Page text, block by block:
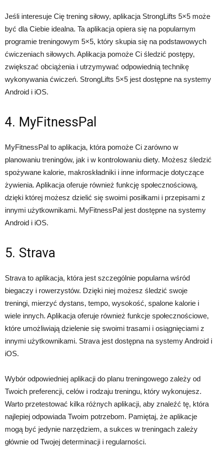
Jeśli interesuje Cię trening siłowy, aplikacja StrongLifts 5×5 może
być dla Ciebie idealna. Ta aplikacja opiera się na popularnym
programie treningowym 5×5, który skupia się na podstawowych
ćwiczeniach siłowych. Aplikacja pomoże Ci śledzić postępy,
zwiększać obciążenia i utrzymywać odpowiednią technikę
wykonywania ćwiczeń. StrongLifts 5×5 jest dostępne na systemy
Android i iOS.
4. MyFitnessPal
MyFitnessPal to aplikacja, która pomoże Ci zarówno w
planowaniu treningów, jak i w kontrolowaniu diety. Możesz śledzić
spożywane kalorie, makroskładniki i inne informacje dotyczące
żywienia. Aplikacja oferuje również funkcję społecznościową,
dzięki której możesz dzielić się swoimi posiłkami i przepisami z
innymi użytkownikami. MyFitnessPal jest dostępne na systemy
Android i iOS.
5. Strava
Strava to aplikacja, która jest szczególnie popularna wśród
biegaczy i rowerzystów. Dzięki niej możesz śledzić swoje
treningi, mierzyć dystans, tempo, wysokość, spalone kalorie i
wiele innych. Aplikacja oferuje również funkcje społecznościowe,
które umożliwiają dzielenie się swoimi trasami i osiągnięciami z
innymi użytkownikami. Strava jest dostępna na systemy Android i
iOS.
Wybór odpowiedniej aplikacji do planu treningowego zależy od
Twoich preferencji, celów i rodzaju treningu, który wykonujesz.
Warto przetestować kilka różnych aplikacji, aby znaleźć tę, która
najlepiej odpowiada Twoim potrzebom. Pamiętaj, że aplikacje
mogą być jedynie narzędziem, a sukces w treningach zależy
głównie od Twojej determinacji i regularności.